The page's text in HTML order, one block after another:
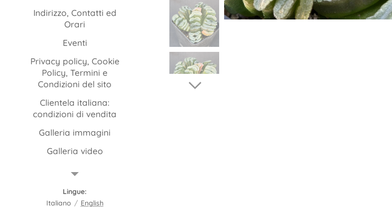
Indirizzo, Contatti ed
Orari
Eventi
Privacy policy, Cookie
Policy, Termini e
Condizioni del sito
Clientela italiana:
condizioni di vendita
Galleria immagini
Galleria video
FAQ
Lingue
Italiano
English